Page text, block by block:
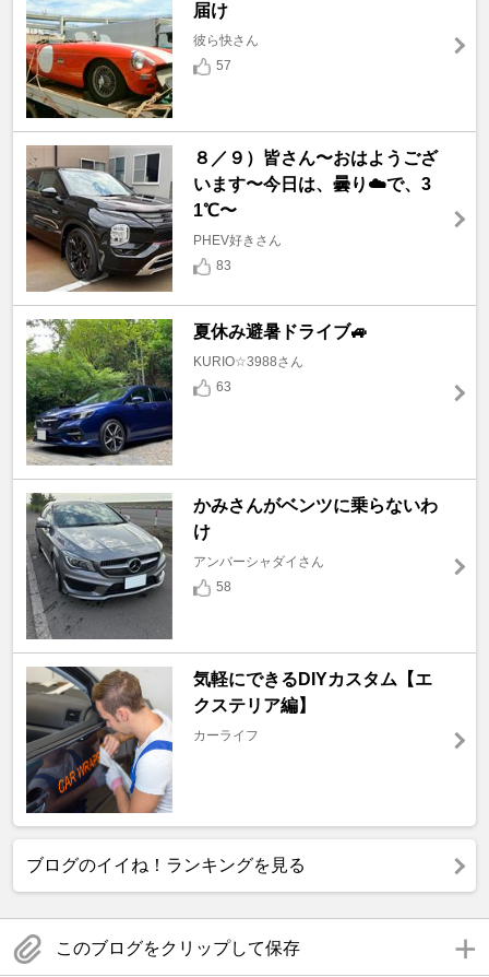
届け
彼ら快さん
57
８／９）皆さん〜おはようござ
います〜今日は、曇り☁️で、3
1℃〜
PHEV好きさん
83
夏休み避暑ドライブ🚙
KURIO☆3988さん
63
かみさんがベンツに乗らないわ
け
アンバーシャダイさん
58
気軽にできるDIYカスタム【エ
クステリア編】
カーライフ
ブログのイイね！ランキングを見る
このブログをクリップして保存